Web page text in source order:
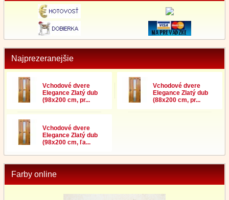
Najprezeranejšie
Vchodové dvere
Elegance Zlatý dub
(98x200 cm, pr...
Vchodové dvere
Elegance Zlatý dub
(88x200 cm, pr...
Vchodové dvere
Elegance Zlatý dub
(98x200 cm, ľa...
Farby online